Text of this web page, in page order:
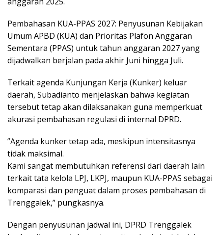
​Pembahasan KUA-PPAS 2027: Penyusunan Kebijakan
Umum APBD (KUA) dan Prioritas Plafon Anggaran
Sementara (PPAS) untuk tahun anggaran 2027 yang
dijadwalkan berjalan pada akhir Juni hingga Juli.
​Terkait agenda Kunjungan Kerja (Kunker) keluar
daerah, Subadianto menjelaskan bahwa kegiatan
tersebut tetap akan dilaksanakan guna memperkuat
akurasi pembahasan regulasi di internal DPRD.
​”Agenda kunker tetap ada, meskipun intensitasnya
tidak maksimal.
Kami sangat membutuhkan referensi dari daerah lain
terkait tata kelola LPJ, LKPJ, maupun KUA-PPAS sebagai
komparasi dan penguat dalam proses pembahasan di
Trenggalek,” pungkasnya.
​Dengan penyusunan jadwal ini, DPRD Trenggalek